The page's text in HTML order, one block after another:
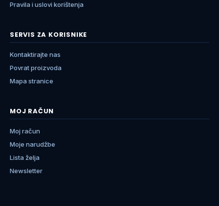
Pravila i uslovi korištenja
SERVIS ZA KORISNIKE
Kontaktirajte nas
Povrat proizvoda
Mapa stranice
MOJ RAČUN
Moj račun
Moje narudžbe
Lista želja
Newsletter